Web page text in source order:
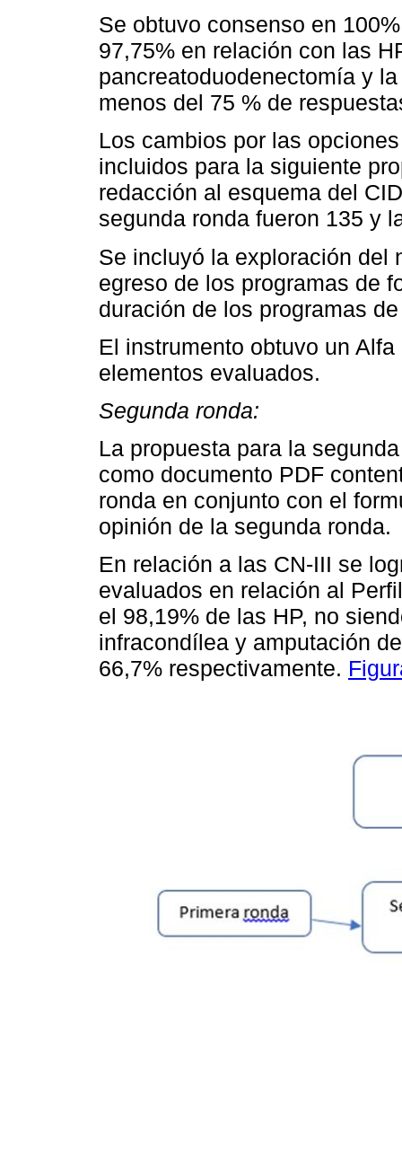
Se obtuvo consenso en
97,75% en relación con las
pancreatoduodenectomía y
menos del 75 % de
Los cambios por las
incluidos para la siguiente
redacción al esquema del
segunda ronda fueron 135 y
Se incluyó la exploración del
egreso de los programas de
duración de los programas
El instrumento obtuvo un
elementos evaluados.
Segunda ronda:
La propuesta para la
como documento PDF
ronda en conjunto con el
opinión de la segunda ronda.
En relación a las CN-III se
evaluados en relación al
el 98,19% de las HP, no
infracondílea y amputación
66,7% respectivamente.